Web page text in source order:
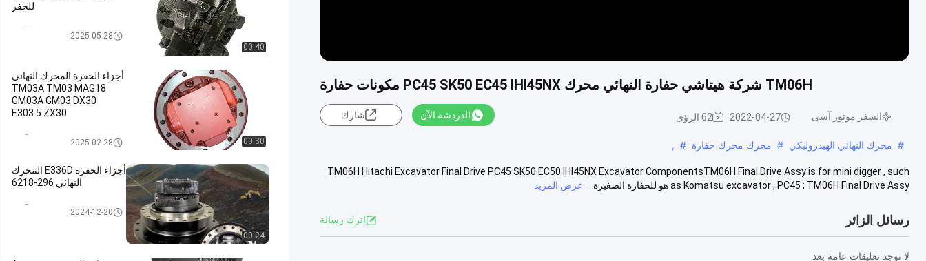
TM06H شركة هيتاشي حفارة النهائي محرك PC45 SK50 EC45 IHI45NX مكونات حفارة
السفر موتور آسى 2022-04-27 62 الرؤى الدردشة الآن شارك
# محرك النهائي الهيدروليكي # محرك محرك حفارة #
,
TM06H Hitachi Excavator Final Drive PC45 SK50 EC50 IHI45NX Excavator ComponentsTM06H Final Drive Assy is for mini digger , such
as Komatsu excavator , PC45 ; TM06H Final Drive Assy هو للحفارة الصغيرة ...
عرض المزيد
رسائل الزائر اترك رسالة
لا توجد تعليقات عامة بعد
00:40
للحفر
السفر موتور آسى2025-05-28
00:30
أجزاء الحفرة المحرك النهائي
TM03A TM03 MAG18
GM03A GM03 DX30
E303.5 ZX30
السفر موتور آسى2025-02-28
00:24
أجزاء الحفرة E336D المحرك
النهائي 296-6218
السفر موتور آسى2024-12-20